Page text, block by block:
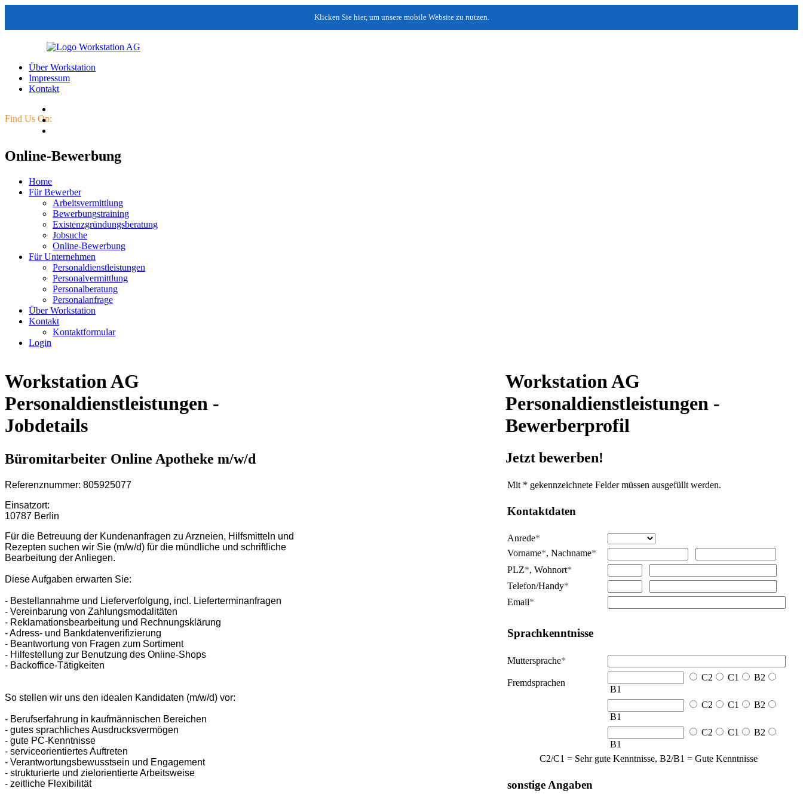
Klicken Sie hier, um unsere mobile Website zu nutzen.
Über Workstation
Impressum
Kontakt
Find Us On:
Online-Bewerbung
Home
Für Bewerber
Arbeitsvermittlung
Bewerbungstraining
Existenzgründungsberatung
Jobsuche
Online-Bewerbung
Für Unternehmen
Personaldienstleistungen
Personalvermittlung
Personalberatung
Personalanfrage
Über Workstation
Kontakt
Kontaktformular
Login
Workstation AG
Personaldienstleistungen -
Jobdetails
Büromitarbeiter Online Apotheke m/w/d
Referenznummer: 805925077
Einsatzort:
10787 Berlin
Für die Betreuung der Kundenanfragen zu Arzneien, Hilfsmitteln und
Rezepten suchen wir Sie (m/w/d) für die mündliche und schriftliche
Bearbeitung der Anliegen.
Diese Aufgaben erwarten Sie:
- Bestellannahme und Lieferverfolgung, incl. Lieferterminanfragen
- Vereinbarung von Zahlungsmodalitäten
- Reklamationsbearbeitung und Rechnungsklärung
- Adress- und Bankdatenverifizierung
- Beantwortung von Fragen zum Sortiment
- Hilfestellung zur Benutzung des Online-Shops
- Backoffice-Tätigkeiten
So stellen wir uns den idealen Kandidaten (m/w/d) vor:
- Berufserfahrung in kaufmännischen Bereichen
- gutes sprachliches Ausdrucksvermögen
- gute PC-Kenntnisse
- serviceorientiertes Auftreten
- Verantwortungsbewusstsein und Engagement
- strukturierte und zielorientierte Arbeitsweise
- zeitliche Flexibilität
Workstation AG
Personaldienstleistungen -
Bewerberprofil
Jetzt bewerben!
Mit * gekennzeichnete Felder müssen ausgefüllt werden.
Kontaktdaten
Anrede*
Vorname*, Nachname*
PLZ*, Wohnort*
Telefon/Handy*
Email*
Sprachkenntnisse
Muttersprache*
Fremdsprachen
C2 C1
B2
B1
C2
C1
B2
B1
C2
C1
B2
B1
C2/C1 = Sehr gute Kenntnisse, B2/B1 = Gute Kenntnisse
sonstige Angaben